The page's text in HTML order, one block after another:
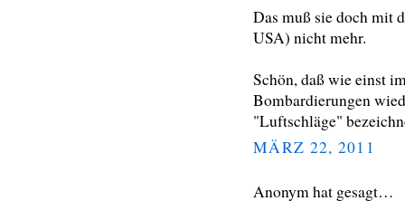
Das muß sie doch mit
USA) nicht mehr.
Schön, daß wie einst
Bombardierungen
"Luftschläge"
MÄRZ 22, 2011
Anonym hat gesagt…